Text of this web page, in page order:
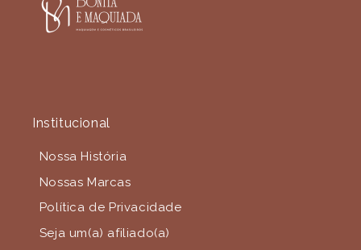
Institucional
Nossa História
Nossas Marcas
Política de Privacidade
Seja um(a) afiliado(a)